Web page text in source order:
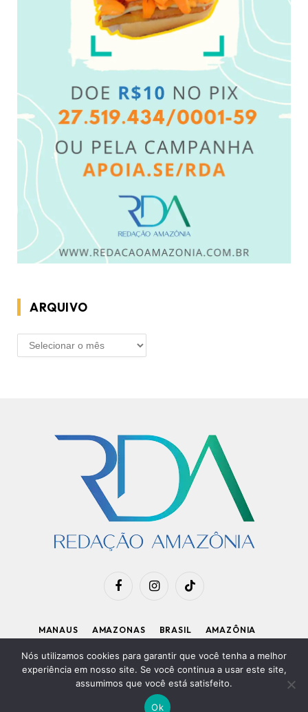
ARQUIVO
ARQUIVO
FacebookInstagramTikTok
MANAUS AMAZONAS BRASIL
AMAZÔNIA
Diretor Executivo: Kleiton Renzo|Política de Privacidade
Nós utilizamos cookies para garantir que você tenha a melhor
experiência em nosso site. Se você continua a usar este site,
assumimos que você está satisfeito.
Ok